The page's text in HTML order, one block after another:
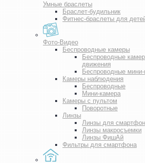
Умные браслеты
Браслет-будильник
Фитнес-браслеты для
Фото-Видео
Беспроводные камеры
Беспроводные
движения
Беспроводные
Камеры наблюдения
Беспроводные
Мини-камера
Камеры с пультом
Поворотные
Линзы
Линзы для
Линзы макросъемки
Линзы ФишАй
Фильтры для смартфона